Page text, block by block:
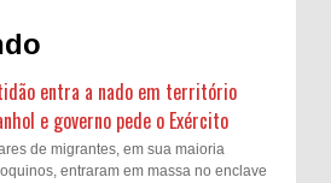
entra a nado em território
e governo pede o Exército
de migrantes, em sua maioria
entraram em massa no enclave